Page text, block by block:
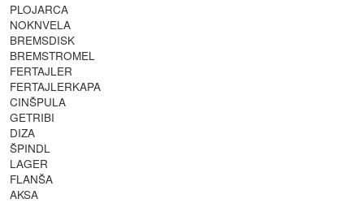
PLOJARCA
NOKNVELA
BREMSDISK
BREMSTROMEL
FERTAJLER
FERTAJLERKAPA
CINŠPULA
GETRIBI
DIZA
ŠPINDL
LAGER
FLANŠA
AKSA